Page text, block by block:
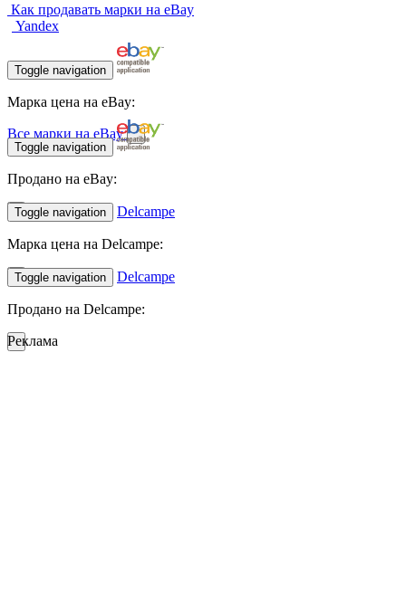
Как продавать марки на eBay
Yandex
Toggle navigation
Марка цена на eBay:
Все марки на eBay
Toggle navigation
Продано на eBay:
Toggle navigation Delcampe
Марка цена на Delcampe:
Toggle navigation Delcampe
Продано на Delcampe:
Реклама